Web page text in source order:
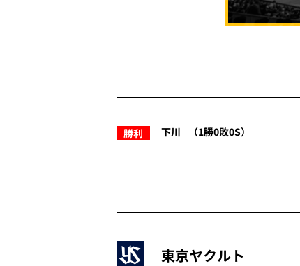
勝利 下川 （1勝0敗0S）
東京ヤクルト